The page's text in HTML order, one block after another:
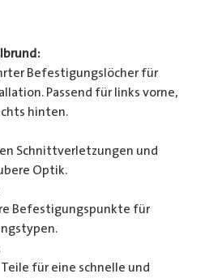
Befestigungslöcher für
Passend für links vorne,
hinten.
Schnittverletzungen und
Optik.
Befestigungspunkte für
für eine schnelle und